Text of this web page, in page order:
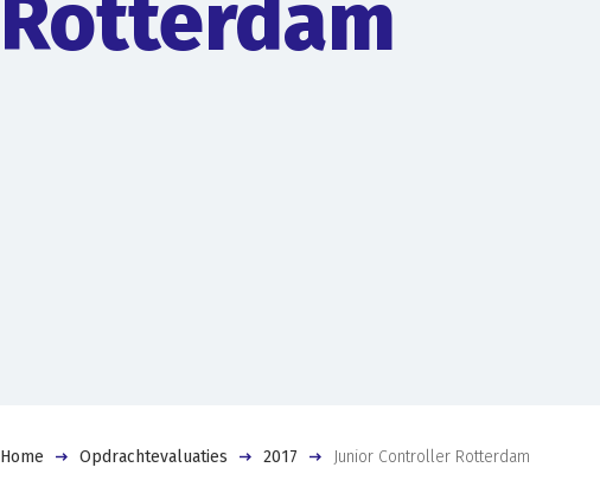
Rotterdam
Home Opdrachtevaluaties 2017 Junior Controller Rotterdam